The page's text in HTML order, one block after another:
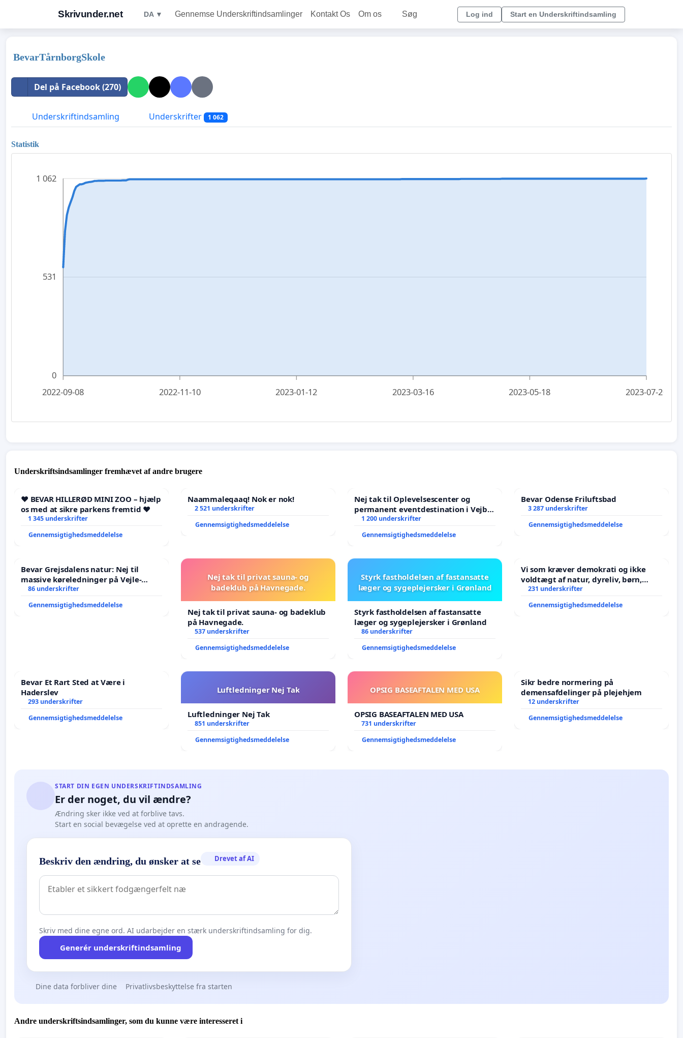
Skrivunder.net DA ▼ Gennemse Underskriftindsamlinger Kontakt Os Om os Søg Log ind Start en Underskriftindsamling
BevarTårnborgSkole
Del på Facebook (270)
Underskriftindsamling Underskrifter 1 062
Statistik
0
531
1 062
2022-09-08 2022-11-10 2023-01-12 2023-03-16 2023-05-18 2023-07-20
Underskriftsindsamlinger fremhævet af andre brugere
❤️ BEVAR HILLERØD MINI ZOO – hjælp
os med at sikre parkens fremtid ❤️
1 345 underskrifter
Gennemsigtighedsmeddelelse
Naammaleqaaq! Nok er nok!
2 521 underskrifter
Gennemsigtighedsmeddelelse
Nej tak til Oplevelsescenter og
permanent eventdestination i Vejby
- Ja tak til et levende lokalområde i
1 200 underskrifter
Gennemsigtighedsmeddelelse
Bevar Odense Friluftsbad
3 287 underskrifter
Gennemsigtighedsmeddelelse
Bevar Grejsdalens natur: Nej til
massive køreledninger på Vejle-
Struer-banen
86 underskrifter
Gennemsigtighedsmeddelelse
Nej tak til privat sauna- og
badeklub på Havnegade.
Nej tak til privat sauna- og badeklub
på Havnegade.
537 underskrifter
Gennemsigtighedsmeddelelse
Styrk fastholdelsen af fastansatte
læger og sygeplejersker i Grønland
Styrk fastholdelsen af fastansatte
læger og sygeplejersker i Grønland
86 underskrifter
Gennemsigtighedsmeddelelse
Vi som kræver demokrati og ikke
voldtægt af natur, dyreliv, børn,
unge Borgene har sagt NEJ i mange
231 underskrifter
Gennemsigtighedsmeddelelse
Bevar Et Rart Sted at Være i
Haderslev
293 underskrifter
Gennemsigtighedsmeddelelse
Luftledninger Nej Tak
Luftledninger Nej Tak
851 underskrifter
Gennemsigtighedsmeddelelse
OPSIG BASEAFTALEN MED USA
OPSIG BASEAFTALEN MED USA
731 underskrifter
Gennemsigtighedsmeddelelse
Sikr bedre normering på
demensafdelinger på plejehjem
12 underskrifter
Gennemsigtighedsmeddelelse
START DIN EGEN UNDERSKRIFTINDSAMLING
Er der noget, du vil ændre?
Ændring sker ikke ved at forblive tavs.
Start en social bevægelse ved at oprette en andragende.
Beskriv den ændring, du ønsker at se Drevet af AI
Skriv med dine egne ord. AI udarbejder en stærk underskriftindsamling for dig.
Generér underskriftindsamling
Dine data forbliver dine Privatlivsbeskyttelse fra starten
Andre underskriftsindsamlinger, som du kunne være interesseret i